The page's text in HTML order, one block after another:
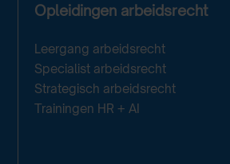
Opleidingen arbeidsrecht
Leergang arbeidsrecht
Specialist arbeidsrecht
Strategisch arbeidsrecht
Trainingen HR + AI